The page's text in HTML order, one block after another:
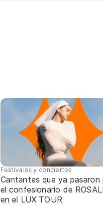
Festivales y conciertos
Cantantes que ya pasaron
el confesionario de
en el LUX TOUR